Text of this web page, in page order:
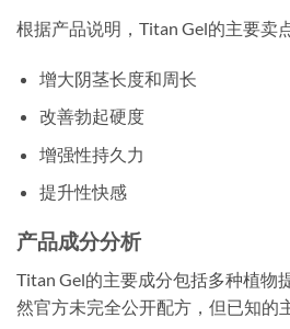
根据产品说明，Titan Gel的主要卖
增大阴茎长度和周长
改善勃起硬度
增强性持久力
提升性快感
产品成分分析
Titan Gel的主要成分包括多种植物
然官方未完全公开配方，但已知的